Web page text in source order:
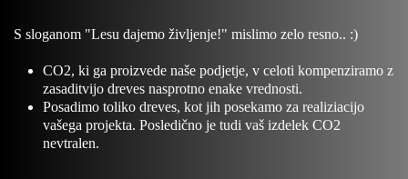
S sloganom "Lesu dajemo življenje!" mislimo zelo resno.. :)
CO2, ki ga proizvede naše podjetje, v celoti kompenziramo z
zasaditvijo dreves nasprotno enake vrednosti.
Posadimo toliko dreves, kot jih posekamo za realiziacijo
vašega projekta. Posledično je tudi vaš izdelek CO2
nevtralen.